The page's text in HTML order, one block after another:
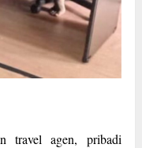
travel agen, pribadi